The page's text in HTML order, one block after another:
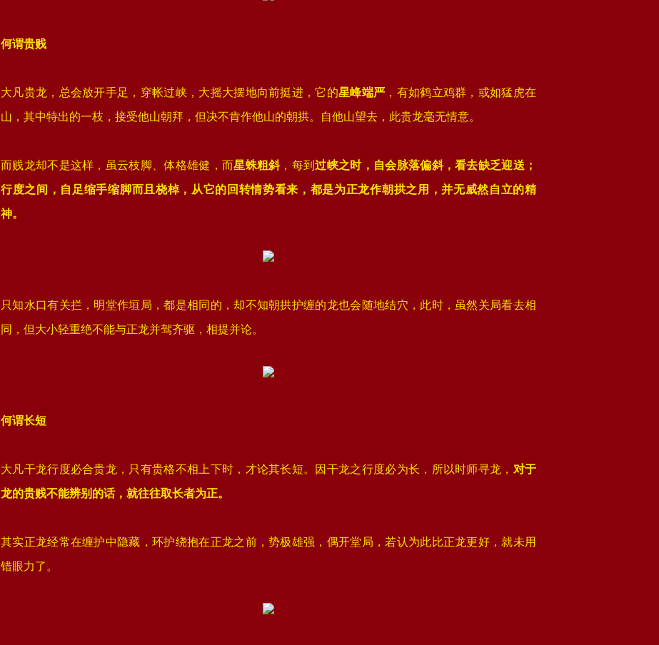
何谓贵贱
大凡贵龙，总会放开手足，穿帐过峡，大摇大摆地向前挺进，它的星峰端严 ，有如鹤立鸡群，或如猛虎在
山，其中特出的一枝，接受他山朝拜，但决不肯作他山的朝拱。自他山望去，此贵龙毫无情意。
而贱龙却不是这样，虽云枝脚、体格雄健，而星蛛粗斜，每到过峡之时，自会脉落偏斜，看去缺乏迎送；
行度之间，自足缩手缩脚而且桡棹，从它的回转情势看来，都是为正龙作朝拱之用，并无威然自立的精
神。
只知水口有关拦，明堂作垣局，都是相同的，却不知朝拱护缠的龙也会随地结穴，此时，虽然关局看去相
同，但大小轻重绝不能与正龙并驾齐驱，相提并论。
何谓长短
大凡干龙行度必合贵龙，只有贵格不相上下时，才论其长短。因干龙之行度必为长，所以时师寻龙， 对于
龙的贵贱不能辨别的话，就往往取长者为正。
其实正龙经常在缠护中隐藏，环护绕抱在正龙之前，势极雄强，偶开堂局，若认为此比正龙更好，就未用
错眼力了。